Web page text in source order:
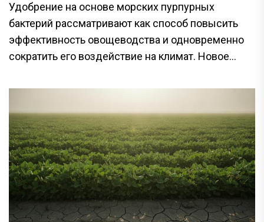
Удобрение на основе морских пурпурных
бактерий рассматривают как способ повысить
эффективность овощеводства и одновременно
сократить его воздействие на климат. Новое...